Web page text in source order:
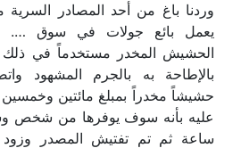
وردنا باغ من أحد المصادر السرية
يعمل بائع جولات في سوق ….
الحشيش المخدر مستخدماً في ذلك
بالإطاحة به بالجرم المشهود
حشيشاً مخدراً بمبلغ مائتين وخمسين
عليه بأنه سوف يوفرها من شخص
ساعة ثم تم تفتيش المصدر وزود